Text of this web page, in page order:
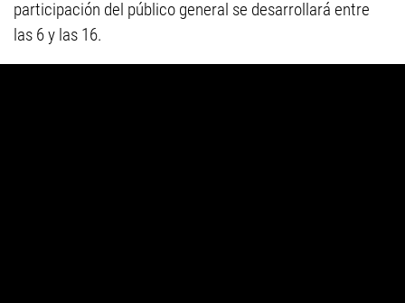
participación del público general se desarrollará entre
las 6 y las 16.